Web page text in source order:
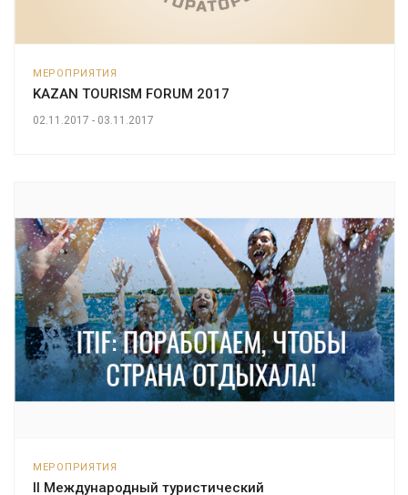
МЕРОПРИЯТИЯ
KAZAN TOURISM FORUM 2017
02.11.2017 - 03.11.2017
МЕРОПРИЯТИЯ
II Международный туристический